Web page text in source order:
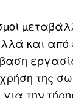
και από
της
για την